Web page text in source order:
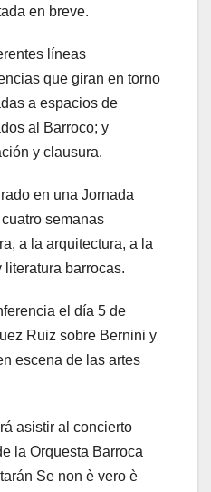
en breve.
líneas
que giran en torno
a espacios de
al Barroco; y
y clausura.
en una Jornada
semanas
a la arquitectura, a la
literatura barrocas.
el día 5 de
Ruiz sobre Bernini y
escena de las artes
asistir al concierto
la Orquesta Barroca
Se non è vero è